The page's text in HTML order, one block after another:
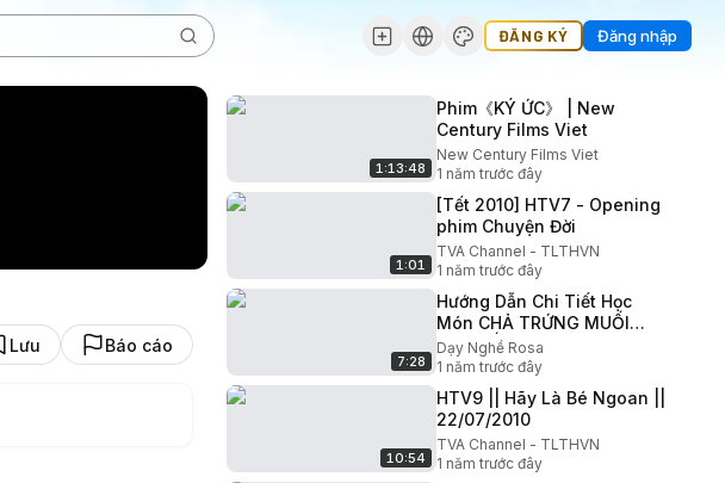
ĐĂNG KÝ Đăng nhập
Lưu Báo cáo
1:13:48
Phim《KÝ ỨC》 | New
Century Films Viet
New Century Films Viet
1 năm trước đây
1:01
[Tết 2010] HTV7 - Opening
phim Chuyện Đời
TVA Channel - TLTHVN
1 năm trước đây
7:28
Hướng Dẫn Chi Tiết Học
Món CHẢ TRỨNG MUỐI
NGŨ SẮC Màu Sắc Rực Rỡ
Cho Ngày Tết Lung Linh
Sắc Xuân
Dạy Nghề Rosa
1 năm trước đây
10:54
HTV9 || Hãy Là Bé Ngoan ||
22/07/2010
TVA Channel - TLTHVN
1 năm trước đây